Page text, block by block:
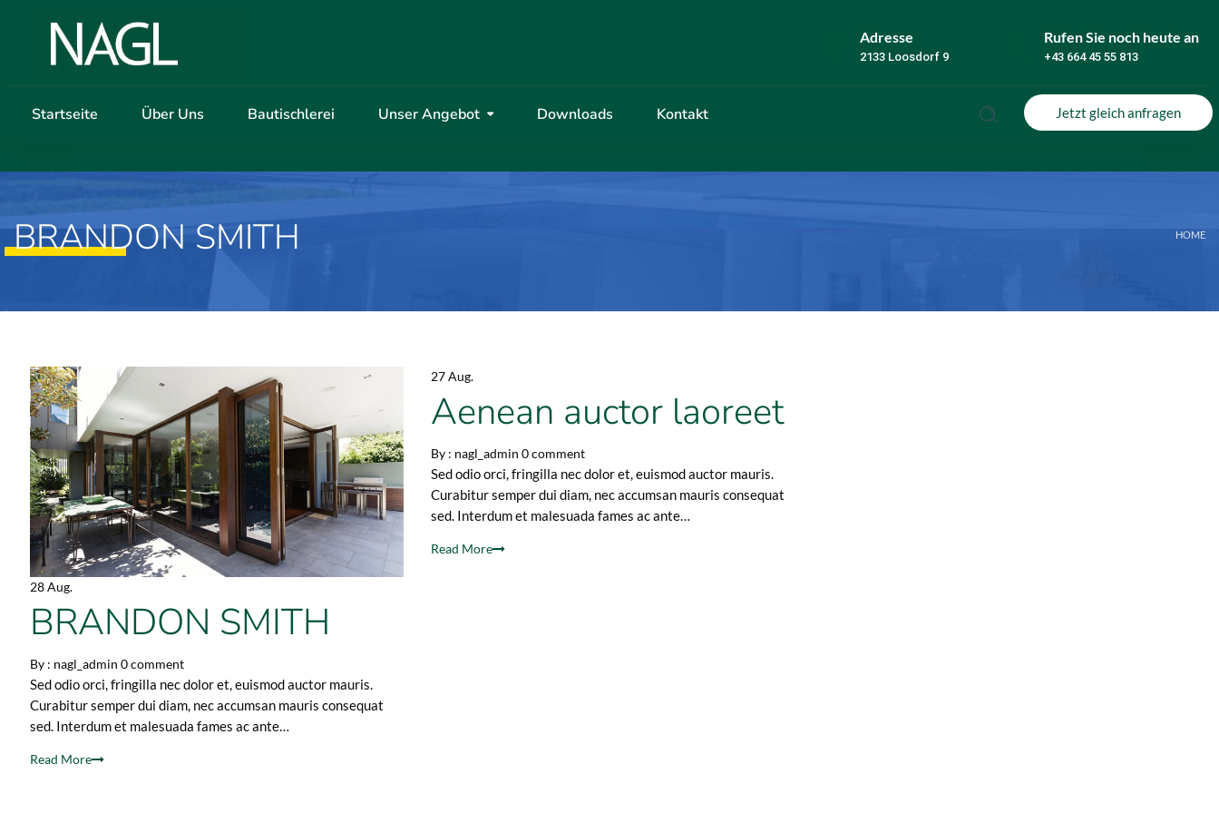
Adresse
2133 Loosdorf 9
Rufen Sie noch heute an
+43 664 45 55 813
Startseite Über Uns Bautischlerei Unser Angebot Downloads Kontakt Jetzt gleich anfragen
BRANDON SMITH HOME
28 Aug.
BRANDON SMITH
By : nagl_admin 0 comment
Sed odio orci, fringilla nec dolor et, euismod auctor mauris.
Curabitur semper dui diam, nec accumsan mauris consequat
sed. Interdum et malesuada fames ac ante…
Read More
27 Aug.
Aenean auctor laoreet
By : nagl_admin 0 comment
Sed odio orci, fringilla nec dolor et, euismod auctor mauris.
Curabitur semper dui diam, nec accumsan mauris consequat
sed. Interdum et malesuada fames ac ante…
Read More